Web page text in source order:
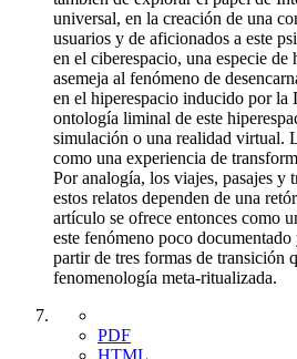
universal, en la creación de una
usuarios y de aficionados a este
en el ciberespacio, una especie
asemeja al fenómeno de
en el hiperespacio inducido por
ontología liminal de este
simulación o una realidad virtual.
como una experiencia de
Por analogía, los viajes, pasajes y
estos relatos dependen de una
artículo se ofrece entonces como
este fenómeno poco
partir de tres formas de transición
fenomenología meta-ritualizada.
PDF